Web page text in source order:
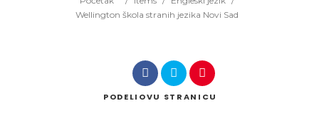
Wellington škola stranih jezika Novi Sad
PODELI OVU STRANICU